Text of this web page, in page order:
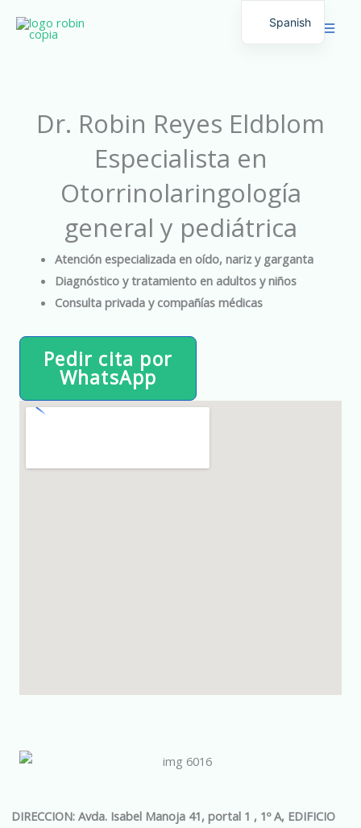
Dr. Robin Reyes Eldblom
Especialista en
Otorrinolaringología
general y pediátrica
Atención especializada en oído, nariz y garganta
Diagnóstico y tratamiento en adultos y niños
Consulta privada y compañías médicas
Pedir cita por
WhatsApp
DIRECCION: Avda. Isabel Manoja 41, portal 1 , 1º A, EDIFICIO
Spanish